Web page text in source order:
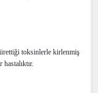
toksinlerle kirlenmiş
hastalıktır.